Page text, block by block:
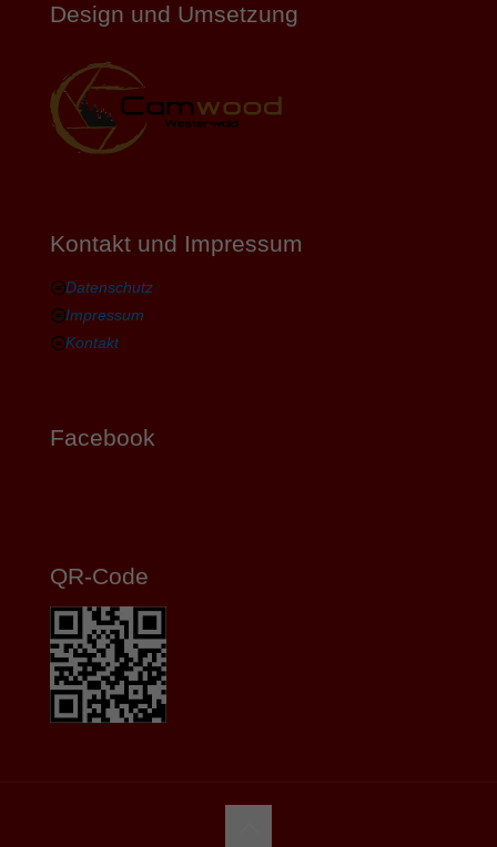
Design und Umsetzung
Kontakt und Impressum
Datenschutz
Impressum
Kontakt
Facebook
QR-Code